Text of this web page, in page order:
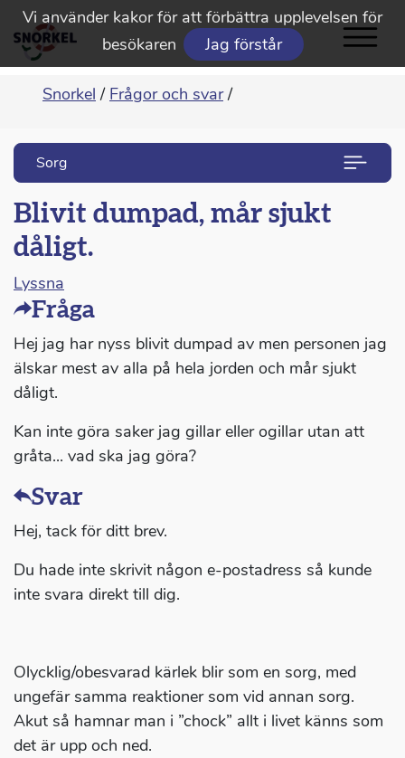
Vi använder kakor för att förbättra upplevelsen för
besökaren
Jag förstår
Snorkel / Frågor och svar /
Sorg
Blivit dumpad, mår sjukt
dåligt.
Lyssna
Fråga
Hej jag har nyss blivit dumpad av men personen jag
älskar mest av alla på hela jorden och mår sjukt
dåligt.
Kan inte göra saker jag gillar eller ogillar utan att
gråta... vad ska jag göra?
Svar
Hej, tack för ditt brev.
Du hade inte skrivit någon e-postadress så kunde
inte svara direkt till dig.
Olycklig/obesvarad kärlek blir som en sorg, med
ungefär samma reaktioner som vid annan sorg.
Akut så hamnar man i ”chock” allt i livet känns som
det är upp och ned.